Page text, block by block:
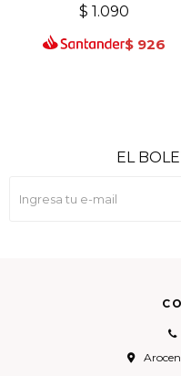
$ 1.090
$ 926
EL